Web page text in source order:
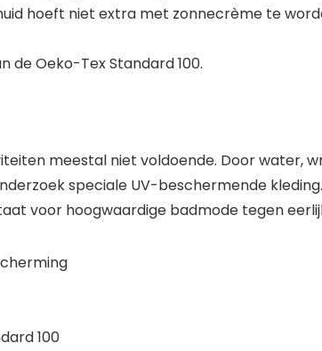
hoeft niet extra met zonnecrème te
de Oeko-Tex Standard 100.
meestal niet voldoende. Door water,
speciale UV-beschermende
voor hoogwaardige badmode tegen
100